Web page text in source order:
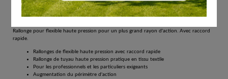
Réserver
Rallonge pour flexible haute pression pour un plus grand rayon d'action. Avec raccord
rapide.
Rallonges de flexible haute pression avec raccord rapide
Rallonge de tuyau haute pression pratique en tissu textile
Pour les professionnels et les particuliers exigeants
Augmentation du périmètre d'action